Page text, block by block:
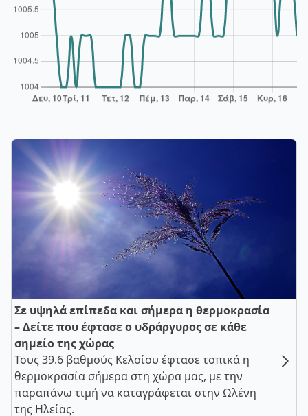
Σε υψηλά επίπεδα και σήμερα η θερμοκρασία
– Δείτε που έφτασε ο υδράργυρος σε κάθε
σημείο της χώρας
Τους 39.6 βαθμούς Κελσίου έφτασε τοπικά η
θερμοκρασία σήμερα στη χώρα μας, με την
παραπάνω τιμή να καταγράφεται στην Ωλένη
της Ηλείας.